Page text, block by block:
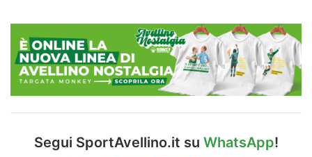
Segui SportAvellino.it su WhatsApp!